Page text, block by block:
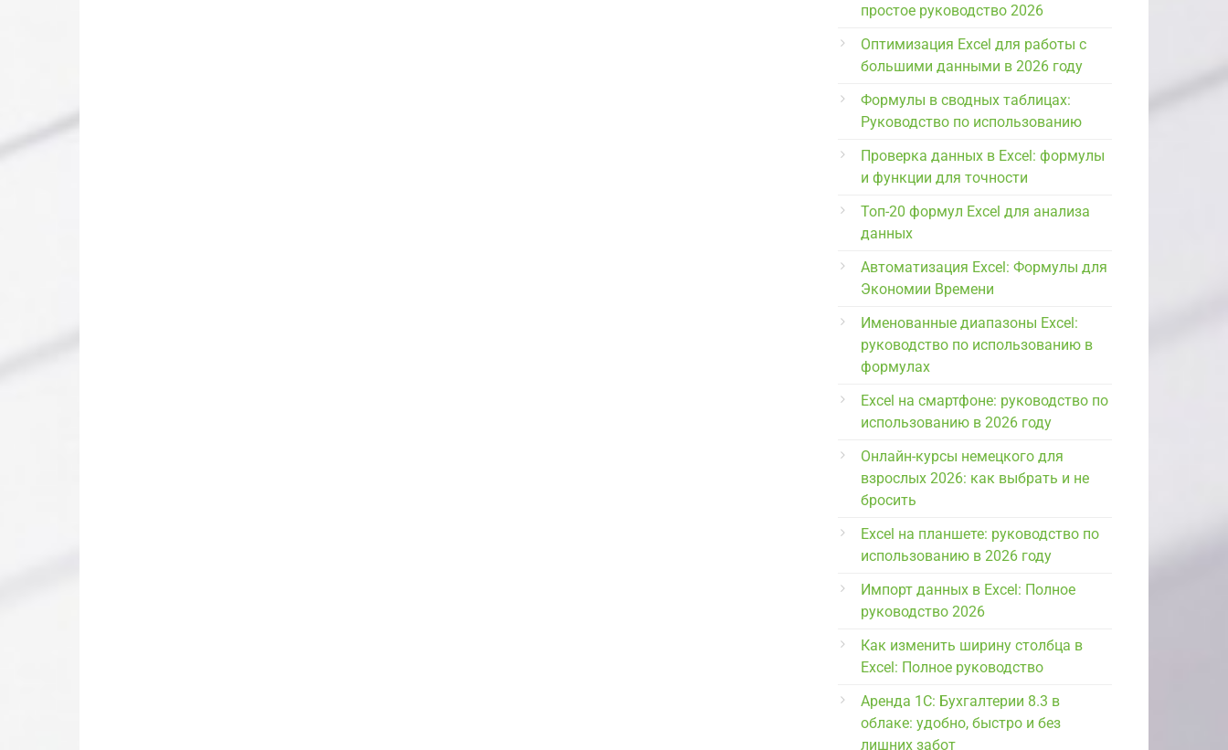
простое руководство 2026
Оптимизация Excel для работы с
большими данными в 2026 году
Формулы в сводных таблицах:
Руководство по использованию
Проверка данных в Excel: формулы
и функции для точности
Топ-20 формул Excel для анализа
данных
Автоматизация Excel: Формулы для
Экономии Времени
Именованные диапазоны Excel:
руководство по использованию в
формулах
Excel на смартфоне: руководство по
использованию в 2026 году
Онлайн-курсы немецкого для
взрослых 2026: как выбрать и не
бросить
Excel на планшете: руководство по
использованию в 2026 году
Импорт данных в Excel: Полное
руководство 2026
Как изменить ширину столбца в
Excel: Полное руководство
Аренда 1С: Бухгалтерии 8.3 в
облаке: удобно, быстро и без
лишних забот